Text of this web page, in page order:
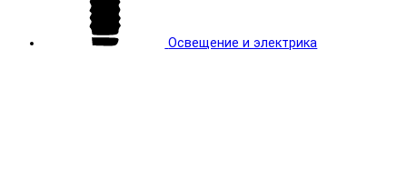
Освещение и электрика